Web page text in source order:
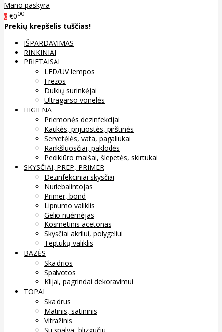
Mano paskyra
0 €000
Prekių krepšelis tuščias!
IŠPARDAVIMAS
RINKINIAI
PRIETAISAI
LED/UV lempos
Frezos
Dulkių surinkėjai
Ultragarso vonelės
HIGIENA
Priemonės dezinfekcijai
Kaukės, prijuostės, pirštinės
Servetėlės, vata, pagaliukai
Rankšluosčiai, paklodės
Pedikiūro maišai, šlepetės, skirtukai
SKYSČIAI, PREP, PRIMER
Dezinfekciniai skysčiai
Nuriebalintojas
Primer, bond
Lipnumo valiklis
Gelio nuėmėjas
Kosmetinis acetonas
Skysčiai akrilui, polygeliui
Teptukų valiklis
BAZĖS
Skaidrios
Spalvotos
Klijai, pagrindai dekoravimui
TOPAI
Skaidrus
Matinis, satininis
Vitražinis
Su spalva, blizgučiu